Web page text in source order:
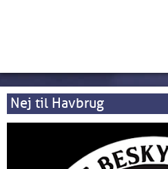
Nej til Havbrug